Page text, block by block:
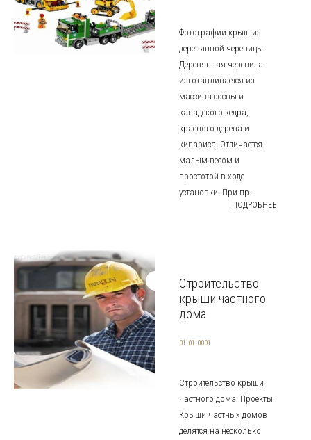
Фотографии крыш из
деревянной черепицы.
Деревянная черепица
изготавливается из
массива сосны и
канадского кедра,
красного дерева и
кипариса. Отличается
малым весом и
простотой в ходе
установки. При пр...
ПОДРОБНЕЕ
Строительство
крыши частного
дома
01.01.0001
Строительство крыши
частного дома. Проекты.
Крыши частных домов
делятся на несколько